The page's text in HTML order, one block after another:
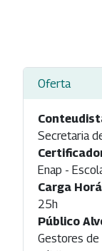
Oferta
Secretaria
Enap -
Carga
25h
Público
Gestores